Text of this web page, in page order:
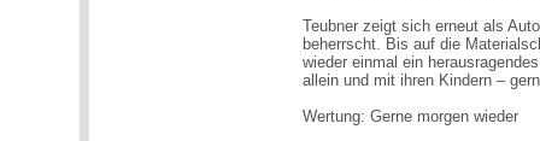
Teubner zeigt sich erneut als
beherrscht. Bis auf die
wieder einmal ein
allein und mit ihren Kindern –
Wertung: Gerne morgen wieder